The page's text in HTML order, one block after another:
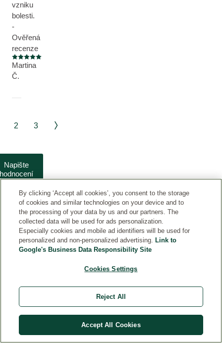
vzniku
bolesti.
-
Ověřená
recenze
Aktuální hodnocení: 5 z 5 hvězdiček
Martina
Č.
2 3
Napište
hodnocení
produktu
Přihlaste
se k
VLOŽTE
MAILOVOU
By clicking ‘Accept all cookies’, you consent to the storage
of cookies and similar technologies on your device and to
the processing of your data by us and our partners. The
collected data will be used for ads personalization.
Especially cookies and mobile ad identifiers will be used for
personalized and non-personalized advertising. Link to
Google's Business Data Responsibility Site
Cookies Settings
Reject All
Accept All Cookies